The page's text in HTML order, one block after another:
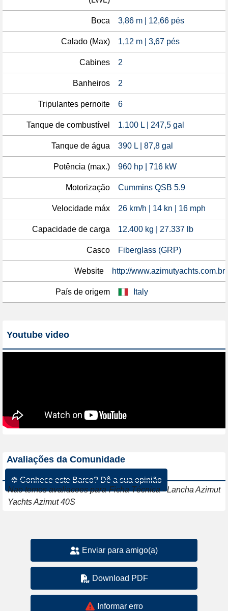
Boca 3,86 m | 12,66 pés
Calado (Max) 1,12 m | 3,67 pés
Cabines 2
Banheiros 2
Tripulantes pernoite 6
Tanque de combustível 1.100 L | 247,5 gal
Tanque de água 390 L | 87,8 gal
Potência (max.) 960 hp | 716 kW
Motorização Cummins QSB 5.9
Velocidade máx 26 km/h | 14 kn | 16 mph
Capacidade de carga 12.400 kg | 27.337 lb
Casco Fiberglass (GRP)
Website http://www.azimutyachts.com.br
País de origem Italy
Youtube video
Avaliações da Comunidade
☸ Conhece este Barco? Dê a sua opinião
Nao temos avaliacoes para Ficha Técnica - Lancha Azimut
Yachts Azimut 40S
Enviar para amigo(a)
Download PDF
Informar erro